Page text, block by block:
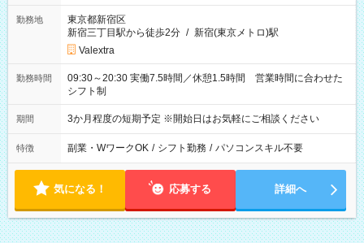
勤務地
東京都新宿区
新宿三丁目駅から徒歩2分 / 新宿(東京メトロ)駅
Valextra
勤務時間
09:30～20:30 実働7.5時間／休憩1.5時間 営業時間に合わせた
シフト制
期間 3か月程度の短期予定 ※開始日はお気軽にご相談ください
特徴 副業・WワークOK / シフト勤務 / パソコンスキル不要
気になる！ 応募する 詳細へ